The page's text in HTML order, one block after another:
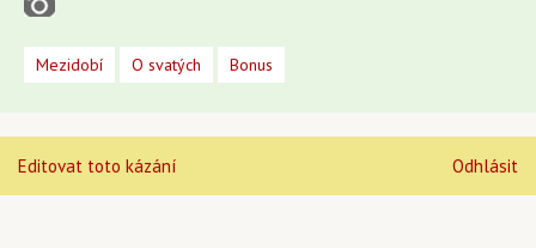
Mezidobí O svatých Bonus
Editovat toto kázání Odhlásit